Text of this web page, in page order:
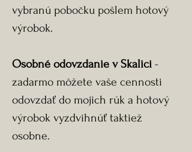
vybranú pobočku pošlem hotový
výrobok.
Osobné odovzdanie v Skalici -
zadarmo môžete vaše cennosti
odovzdať do mojich rúk a hotový
výrobok vyzdvihnúť taktiež
osobne.